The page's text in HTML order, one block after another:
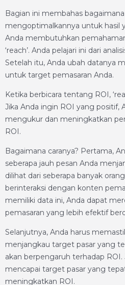
Bagian ini membahas
mengoptimalkannya untuk hasil
Anda membutuhkan
‘reach’. Anda pelajari ini dari
Setelah itu, Anda ubah datanya
untuk target pemasaran Anda.
Ketika berbicara tentang ROI,
Jika Anda ingin ROI yang positif,
mengukur dan meningkatkan
ROI.
Bagaimana caranya? Pertama,
seberapa jauh pesan Anda
dilihat dari seberapa banyak
berinteraksi dengan konten
memiliki data ini, Anda dapat
pemasaran yang lebih efektif
Selanjutnya, Anda harus
menjangkau target pasar yang
akan berpengaruh terhadap ROI.
mencapai target pasar yang
meningkatkan ROI.